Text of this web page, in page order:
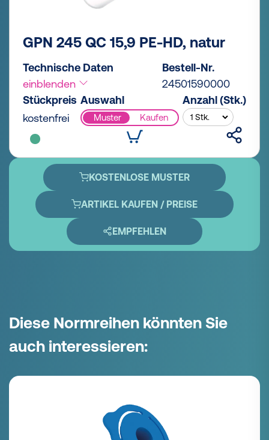
GPN 245 QC 15,9 PE-HD, natur
Technische Daten
einblenden
Bestell-Nr.
24501590000
Stückpreis
kostenfrei
Auswahl
Muster Kaufen
Anzahl (Stk.)
KOSTENLOSE MUSTER
ARTIKEL KAUFEN / PREISE
EMPFEHLEN
Diese Normreihen könnten Sie
auch interessieren: